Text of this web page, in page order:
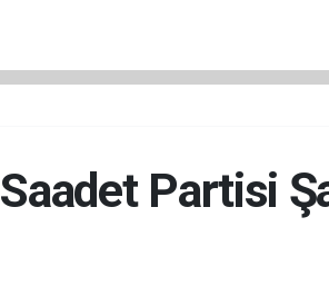
Saadet Partisi